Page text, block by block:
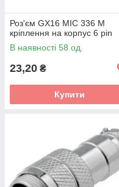
Роз'єм GX16 MIC 336 M
кріплення на корпус 6 pin
В наявності 58 од.
23,20 ₴
Купити